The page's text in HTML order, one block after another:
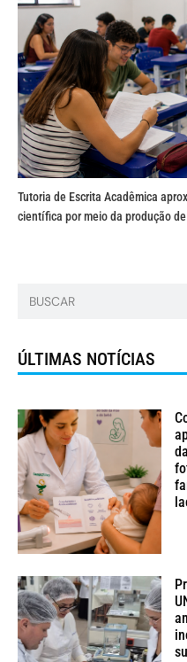
Tutoria de Escrita Acadêmica
científica por meio da produção
ÚLTIMAS NOTÍCIAS